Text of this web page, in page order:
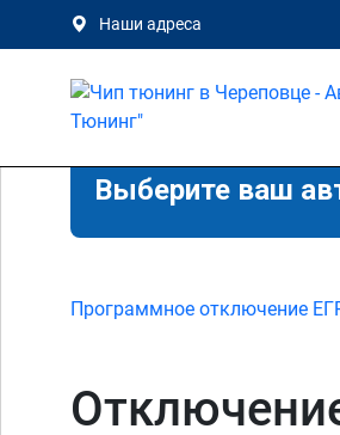
Наши адреса
Выберите ваш
Программное отключение